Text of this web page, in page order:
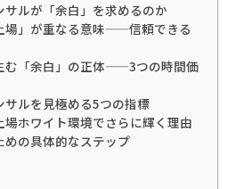
サルが「余白」を求めるのか
場」が重なる意味——信頼できる
む「余白」の正体——3つの時間価
サルを見極める5つの指標
場ホワイト環境でさらに輝く理由
の具体的なステップ